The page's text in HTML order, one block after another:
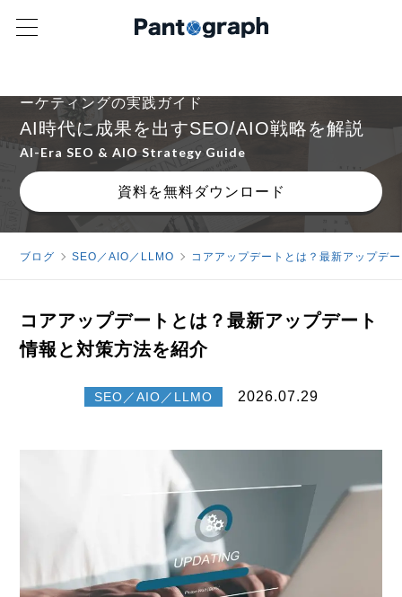
ーケティングの実践ガイド
AI時代に成果を出すSEO/AIO戦略を解説
AI-Era SEO & AIO Strategy Guide
資料を無料ダウンロード
ブログ SEO／AIO／LLMO コアアップデートとは？最新アップデ
コアアップデートとは？最新アップデート
情報と対策方法を紹介
SEO／AIO／LLMO 2026.07.29